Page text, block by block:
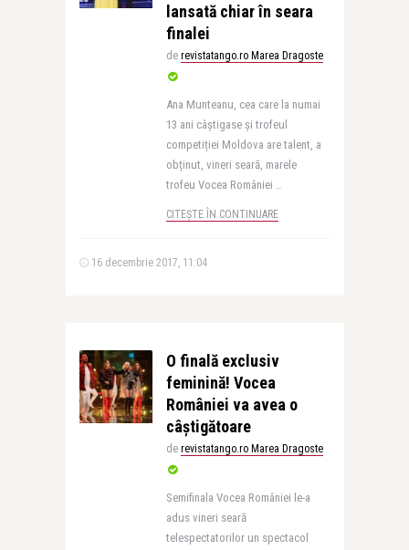
lansată chiar în seara
finalei
de revistatango.ro Marea Dragoste
Ana Munteanu, cea care la numai
13 ani câștigase și trofeul
competiției Moldova are talent, a
obținut, vineri seară, marele
trofeu Vocea României ..
CITEȘTE ÎN CONTINUARE
16 decembrie 2017, 11:04
O finală exclusiv
feminină! Vocea
României va avea o
câștigătoare
de revistatango.ro Marea Dragoste
Semifinala Vocea României le-a
adus vineri seară
telespectatorilor un spectacol